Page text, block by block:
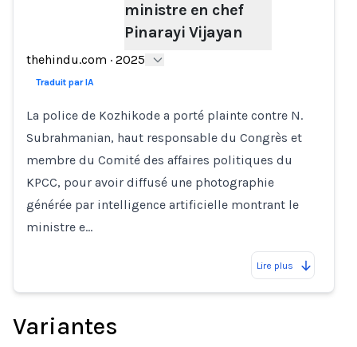
ministre en chef
Pinarayi Vijayan
thehindu.com · 2025
Traduit par IA
La police de Kozhikode a porté plainte contre N.
Subrahmanian, haut responsable du Congrès et
membre du Comité des affaires politiques du
KPCC, pour avoir diffusé une photographie
générée par intelligence artificielle montrant le
ministre e…
Lire plus
Variantes